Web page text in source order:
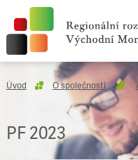
O SPOLEČNOSTI
NAŠE SLUŽBY
REFERENCE
Úvod O společnosti
PF 2023